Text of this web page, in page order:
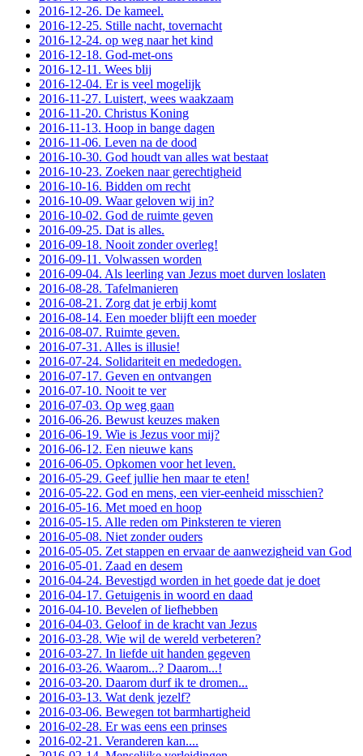
2016-12-26. De kameel.
2016-12-25. Stille nacht, tovernacht
2016-12-24. op weg naar het kind
2016-12-18. God-met-ons
2016-12-11. Wees blij
2016-12-04. Er is veel mogelijk
2016-11-27. Luistert, wees waakzaam
2016-11-20. Christus Koning
2016-11-13. Hoop in bange dagen
2016-11-06. Leven na de dood
2016-10-30. God houdt van alles wat bestaat
2016-10-23. Zoeken naar gerechtigheid
2016-10-16. Bidden om recht
2016-10-09. Waar geloven wij in?
2016-10-02. God de ruimte geven
2016-09-25. Dat is alles.
2016-09-18. Nooit zonder overleg!
2016-09-11. Volwassen worden
2016-09-04. Als leerling van Jezus moet durven loslaten
2016-08-28. Tafelmanieren
2016-08-21. Zorg dat je erbij komt
2016-08-14. Een moeder blijft een moeder
2016-08-07. Ruimte geven.
2016-07-31. Alles is illusie!
2016-07-24. Solidariteit en mededogen.
2016-07-17. Geven en ontvangen
2016-07-10. Nooit te ver
2016-07-03. Op weg gaan
2016-06-26. Bewust keuzes maken
2016-06-19. Wie is Jezus voor mij?
2016-06-12. Een nieuwe kans
2016-06-05. Opkomen voor het leven.
2016-05-29. Geef jullie hen maar te eten!
2016-05-22. God en mens, een vier-eenheid misschien?
2016-05-16. Met moed en hoop
2016-05-15. Alle reden om Pinksteren te vieren
2016-05-08. Niet zonder ouders
2016-05-05. Zet stappen en ervaar de aanwezigheid van God
2016-05-01. Zaad en desem
2016-04-24. Bevestigd worden in het goede dat je doet
2016-04-17. Getuigenis in woord en daad
2016-04-10. Bevelen of liefhebben
2016-04-03. Geloof in de kracht van Jezus
2016-03-28. Wie wil de wereld verbeteren?
2016-03-27. In liefde uit handen gegeven
2016-03-26. Waarom...? Daarom...!
2016-03-20. Daarom durf ik te dromen...
2016-03-13. Wat denk jezelf?
2016-03-06. Bewegen tot barmhartigheid
2016-02-28. Er was eens een prinses
2016-02-21. Veranderen kan....